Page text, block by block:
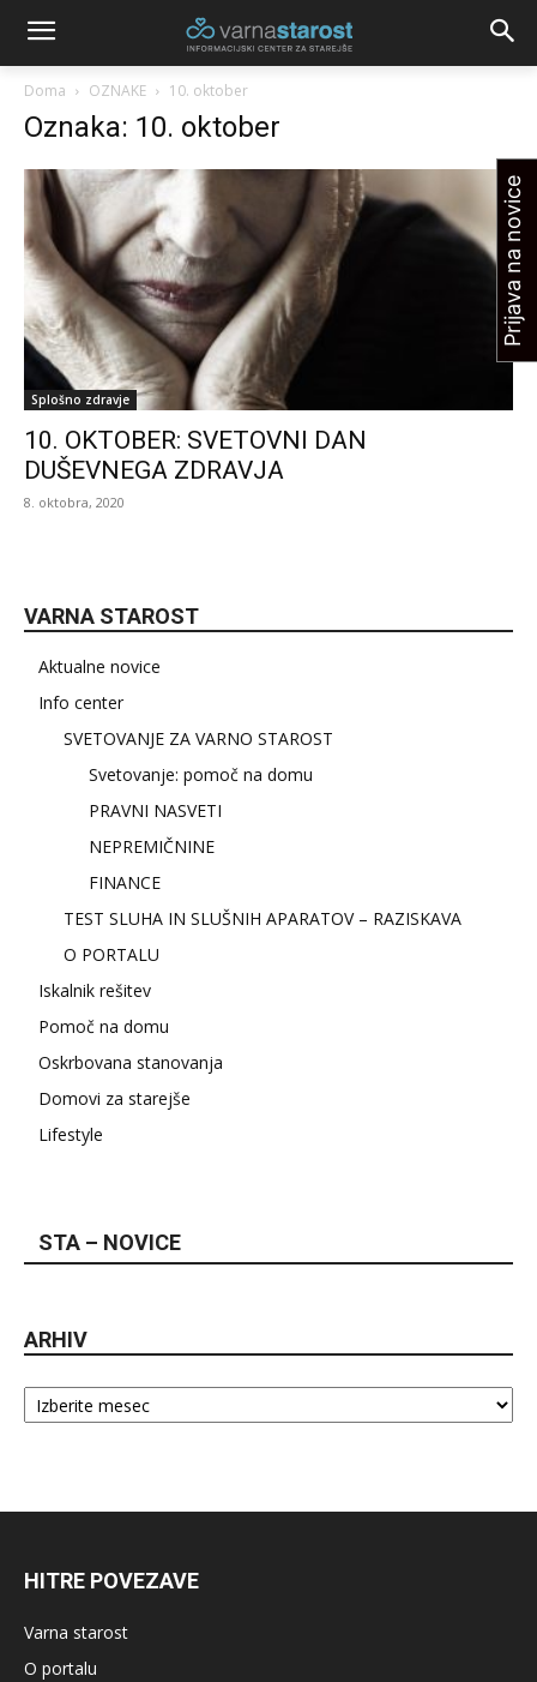
Doma OZNAKE 10. oktober
Oznaka: 10. oktober
Splošno zdravje
10. OKTOBER: SVETOVNI DAN
DUŠEVNEGA ZDRAVJA
8. oktobra, 2020
VARNA STAROST
Aktualne novice
Info center
SVETOVANJE ZA VARNO STAROST
Svetovanje: pomoč na domu
PRAVNI NASVETI
NEPREMIČNINE
FINANCE
TEST SLUHA IN SLUŠNIH APARATOV – RAZISKAVA
O PORTALU
Iskalnik rešitev
Pomoč na domu
Oskrbovana stanovanja
Domovi za starejše
Lifestyle
STA – NOVICE
ARHIV
Arhiv
HITRE POVEZAVE
Varna starost
O portalu
Prijava na novice